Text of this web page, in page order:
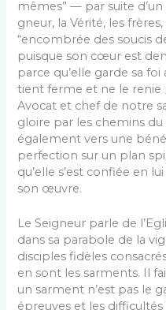
mêmes” — par suite
gneur, la Vérité, les
“encom­brée des soucis
puisque son cœur est
parce qu’elle garde sa foi
tient ferme et ne le renie
Avocat et chef de notre
gloire par les che­mins
également vers une
perfection sur un plan
qu’elle s’est confiée en
son œuvre.
Le Seigneur parle de
dans sa parabole de la
disciples fidèles
en sont les sarments. Il
un sarment n’est pas le
épreuves et les